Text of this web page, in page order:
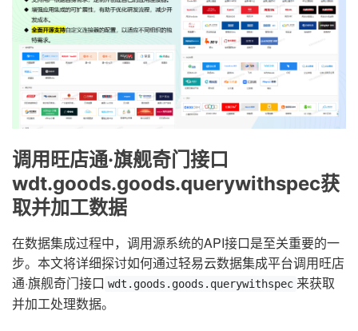
调用旺店通·旗舰奇门接口
wdt.goods.goods.querywithspec获
取并加工数据
在数据集成过程中，调用源系统的API接口是至关重要的一
步。本文将详细探讨如何通过轻易云数据集成平台调用旺店
通·旗舰奇门接口 wdt.goods.goods.querywithspec 来获取
并加工处理数据。